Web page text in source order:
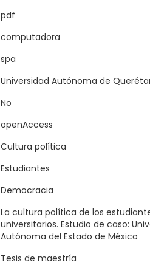
pdf
computadora
spa
Universidad Autónoma de
No
openAccess
Cultura política
Estudiantes
Democracia
La cultura política de los
universitarios. Estudio de caso:
Autónoma del Estado de México
Tesis de maestría